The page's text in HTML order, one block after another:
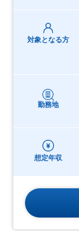
対象となる方
勤務地
想定年収